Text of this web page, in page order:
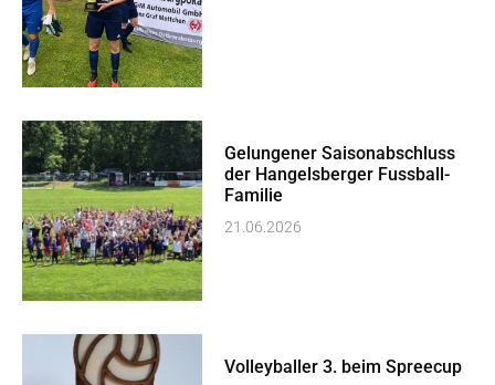
Gelungener Saisonabschluss
der Hangelsberger Fussball-
Familie
21.06.2026
Volleyballer 3. beim Spreecup